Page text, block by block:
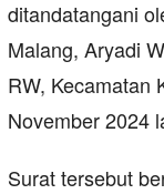
ditandatangani
Malang, Aryadi
RW, Kecamatan
November 2024
Surat tersebut